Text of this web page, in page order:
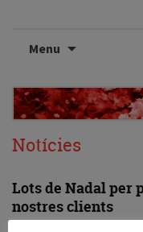
Menu
Notícies
Lots de Nadal per
nostres clients